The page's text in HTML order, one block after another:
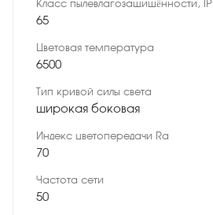
Класс пылевлагозащищённости, IP
65
Цветовая температура
6500
Тип кривой силы света
широкая боковая
Индекс цветопередачи Ra
70
Частота сети
50